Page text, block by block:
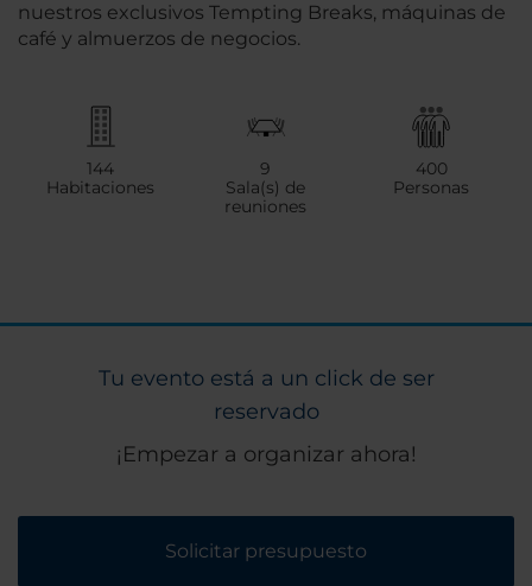
nuestros exclusivos Tempting Breaks, máquinas de
café y almuerzos de negocios.
144
Habitaciones
9
Sala(s) de
reuniones
400
Personas
Tu evento está a un click de ser
reservado
¡Empezar a organizar ahora!
Solicitar presupuesto